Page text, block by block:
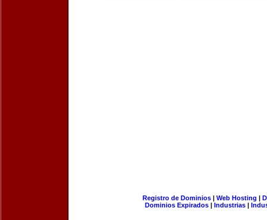
Registro de Dominios| Web Hosting |
Dominios Expirados | Industrias |